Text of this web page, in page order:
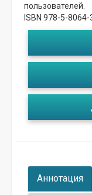
пользователей.
ISBN 978-5-
Аннотация